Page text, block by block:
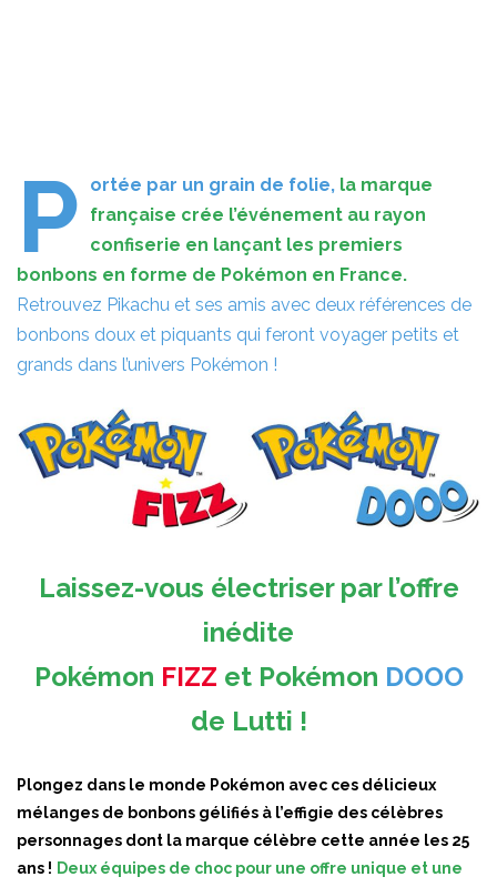
P ortée par un grain de folie, la marque
française crée l’événement au rayon
confiserie en lançant les premiers
bonbons en forme de Pokémon en France.
Retrouvez Pikachu et ses amis avec deux références de
bonbons doux et piquants qui feront voyager petits et
grands dans l’univers Pokémon !
Laissez-vous électriser par l’offre
inédite
Pokémon FIZZ et Pokémon DOOO
de Lutti !
Plongez dans le monde Pokémon avec ces délicieux
mélanges de bonbons gélifiés à l’effigie des célèbres
personnages dont la marque célèbre cette année les 25
ans ! Deux équipes de choc pour une offre unique et une